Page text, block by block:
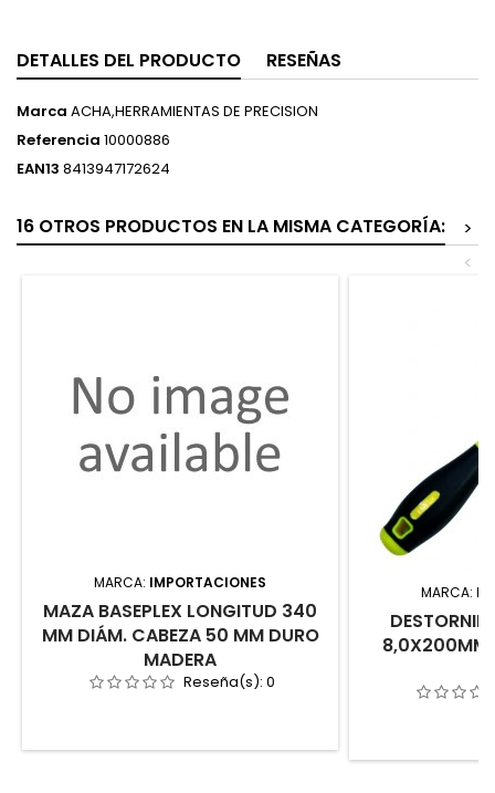
DETALLES DEL PRODUCTO RESEÑAS
Marca ACHA,HERRAMIENTAS DE PRECISION
Referencia 10000886
EAN13 8413947172624
16 OTROS PRODUCTOS EN LA MISMA CATEGORÍA:
>
<
MARCA: IMPORTACIONES
MAZA BASEPLEX LONGITUD 340
MM DIÁM. CABEZA 50 MM DURO
MADERA
Reseña(s): 0
MARCA:
8,0X200MM